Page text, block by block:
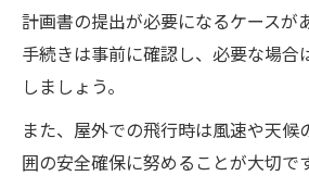
計画書の提出が必要になるケースが
手続きは事前に確認し、必要な場合
しましょう。
また、屋外での飛行時は風速や天候
囲の安全確保に努めることが大切で